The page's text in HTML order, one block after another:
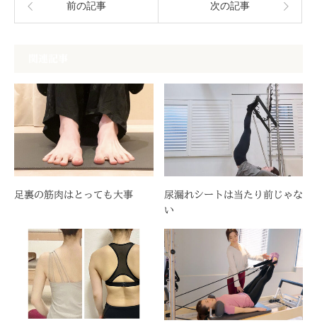
前の記事 次の記事
足裏の筋肉はとっても大事
尿漏れシートは当たり前じゃな
い